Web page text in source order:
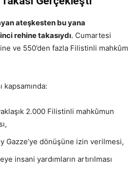
ateşkesten bu yana
rehine takasıydı. Cumartesi
ve 550’den fazla Filistinli mahkûm
kapsamında:
2.000 Filistinli mahkûmun
Gazze’ye dönüşüne izin verilmesi,
insani yardımların artırılması